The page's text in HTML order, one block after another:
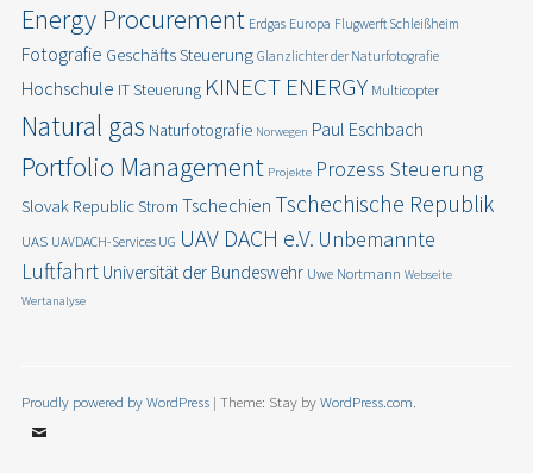
Energy Procurement Erdgas Europa Flugwerft Schleißheim
Fotografie Geschäfts Steuerung Glanzlichter der Naturfotografie
Hochschule IT Steuerung KINECT ENERGY Multicopter
Natural gas Naturfotografie Norwegen Paul Eschbach
Portfolio Management Projekte Prozess Steuerung
Slovak RepublicStrom Tschechien Tschechische Republik
UAS UAVDACH-Services UG UAV DACH e.V. Unbemannte
Luftfahrt Universität der Bundeswehr Uwe Nortmann Webseite
Wertanalyse
Proudly powered by WordPress | Theme: Stay byWordPress.com